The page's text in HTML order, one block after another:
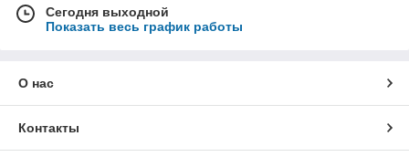
Сегодня выходной
Показать весь график работы
О нас
Контакты